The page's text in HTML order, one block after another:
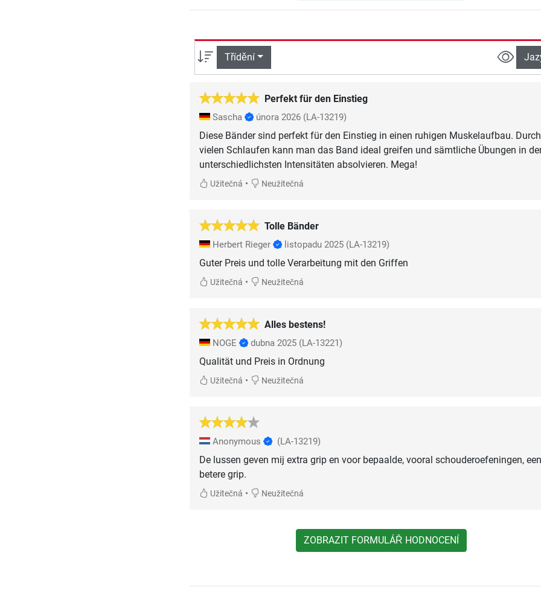
Třídění
Perfekt für den Einstieg
Sascha února 2026 (LA-13219)
Diese Bänder sind perfekt für den Einstieg in einen ruhigen Muskelaufbau.
vielen Schlaufen kann man das Band ideal greifen und sämtliche Übungen in
unterschiedlichsten Intensitäten absolvieren. Mega!
Užitečná • Neužitečná
Tolle Bänder
Herbert Rieger listopadu 2025 (LA-13219)
Guter Preis und tolle Verarbeitung mit den Griffen
Užitečná • Neužitečná
Alles bestens!
NOGE dubna 2025 (LA-13221)
Qualität und Preis in Ordnung
Užitečná • Neužitečná
Anonymous (LA-13219)
De lussen geven mij extra grip en voor bepaalde, vooral schouderoefeningen, een
betere grip.
Užitečná • Neužitečná
ZOBRAZIT FORMULÁŘ HODNOCENÍ